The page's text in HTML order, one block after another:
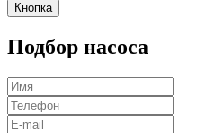
Кнопка
Подбор насоса